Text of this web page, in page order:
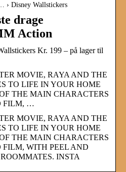
› Disney Wallstickers
drage
Action
Kr. 199 – på lager til
MOVIE, RAYA AND THE
TO LIFE IN YOUR HOME
THE MAIN CHARACTERS
FILM, …
MOVIE, RAYA AND THE
TO LIFE IN YOUR HOME
THE MAIN CHARACTERS
WITH PEEL AND
INSTA